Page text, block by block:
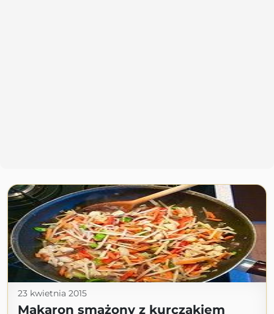
23 kwietnia 2015
Makaron smażony z kurczakiem